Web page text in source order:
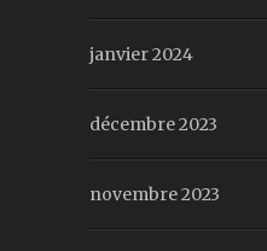
janvier 2024
décembre 2023
novembre 2023